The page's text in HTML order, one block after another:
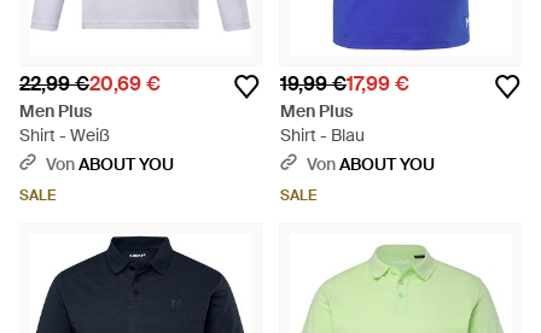
22,99 €20,69 €
Men Plus
Shirt - Weiß
VonABOUT YOU
SALE
19,99 €17,99 €
Men Plus
Shirt - Blau
VonABOUT YOU
SALE